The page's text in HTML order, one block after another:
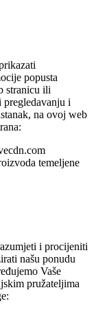
popusta
stranicu ili
pregledavanju i
na ovoj web
temeljene
i procijeniti
našu ponudu
Vaše
pružateljima